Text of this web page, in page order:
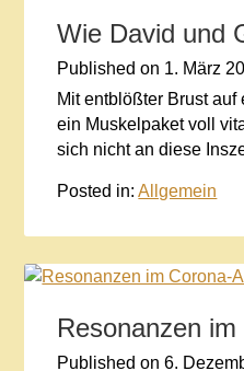
Wie David
Published on 1. März
Mit entblößter Brust
ein Muskelpaket voll
sich nicht an diese
Posted in:Allgemein
Resonanzen
Published on6.